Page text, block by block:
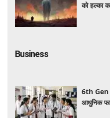
को हल्का
Business
6th Gen
आधुनिक